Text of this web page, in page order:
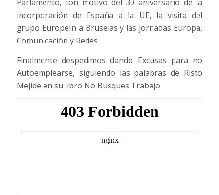
Parlamento, con motivo del 30 aniversario de la
incorporación de España a la UE, la visita del
grupo EuropeIn a Bruselas y las jornadas Europa,
Comunicación y Redes.
Finalmente despedimos dando Excusas para no
Autoemplearse, siguiendo las palabras de Risto
Mejide en su libro No Busques Trabajo